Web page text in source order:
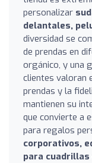
personalizar
delantales,
diversidad se
de prendas en
orgánico, y una
clientes valoran
prendas y la
mantienen su
que convierte a
para regalos
corporativos,
para cuadrillas